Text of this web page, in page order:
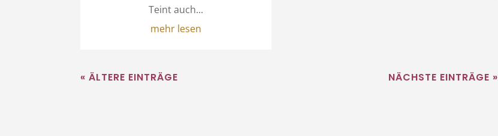
Teint auch...
mehr lesen
« ÄLTERE EINTRÄGE NÄCHSTE EINTRÄGE »